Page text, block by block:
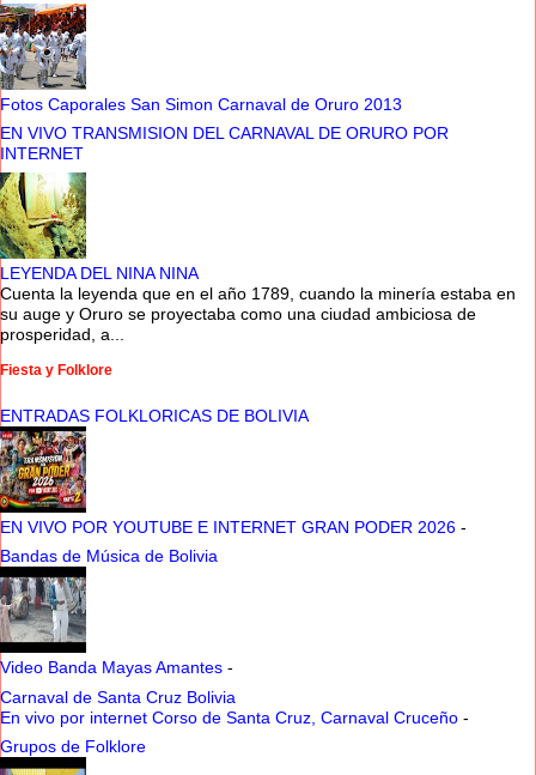
Fotos Caporales San Simon Carnaval de Oruro 2013
EN VIVO TRANSMISION DEL CARNAVAL DE ORURO POR
INTERNET
LEYENDA DEL NINA NINA
Cuenta la leyenda que en el año 1789, cuando la minería estaba en
su auge y Oruro se proyectaba como una ciudad ambiciosa de
prosperidad, a...
Fiesta y Folklore
ENTRADAS FOLKLORICAS DE BOLIVIA
EN VIVO POR YOUTUBE E INTERNET GRAN PODER 2026 -
Bandas de Música de Bolivia
Video Banda Mayas Amantes -
Carnaval de Santa Cruz Bolivia
En vivo por internet Corso de Santa Cruz, Carnaval Cruceño -
Grupos de Folklore